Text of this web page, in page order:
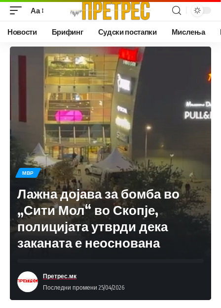
Аа
Новости Брифинг Судски постапки Мислења
МВР
Лажна дојава за бомба во
„Сити Мол“ во Скопје,
полицијата утврди дека
заканата е неоснована
Последни промени 25/04/2026
Претрес.мк